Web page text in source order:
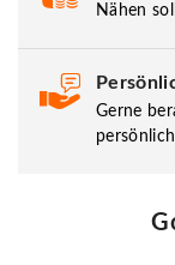
Nähen
Gerne